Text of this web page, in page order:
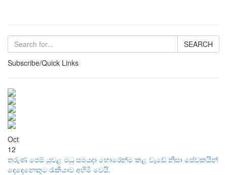
SEARCH
Subscribe/Quick Links
Oct
12
තරුණ පෙම් යුවළ මධු සමයදා හොරෙන්ම කළ වැඩේ නිසා සේවකයින්
දෙදෙනෙකුට රැකියාව අහිමි වෙයි.